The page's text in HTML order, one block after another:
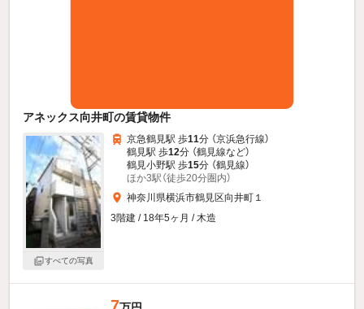
アネックス向井町の賃貸物件
すべての写真
京急鶴見駅 歩11分 （京浜急行線）
鶴見駅 歩12分 （鶴見線など）
鶴見小野駅 歩15分 （鶴見線）
ほか3駅（徒歩20分圏内）
神奈川県横浜市鶴見区向井町１
3階建 / 18年5ヶ月 / 木造